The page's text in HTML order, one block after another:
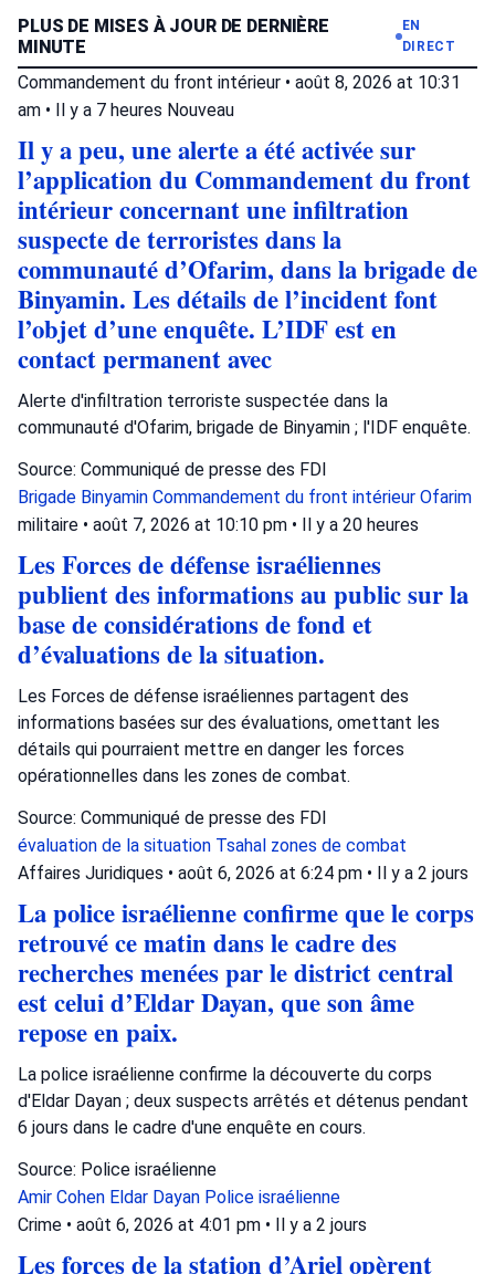
PLUS DE MISES À JOUR DE DERNIÈRE
MINUTE
EN
DIRECT
Commandement du front intérieur • août 8, 2026 at 10:31
am • Il y a 7 heures Nouveau
Il y a peu, une alerte a été activée sur
l’application du Commandement du front
intérieur concernant une infiltration
suspecte de terroristes dans la
communauté d’Ofarim, dans la brigade de
Binyamin. Les détails de l’incident font
l’objet d’une enquête. L’IDF est en
contact permanent avec
Alerte d'infiltration terroriste suspectée dans la
communauté d'Ofarim, brigade de Binyamin ; l'IDF enquête.
Source: Communiqué de presse des FDI
Brigade Binyamin Commandement du front intérieur Ofarim
militaire • août 7, 2026 at 10:10 pm • Il y a 20 heures
Les Forces de défense israéliennes
publient des informations au public sur la
base de considérations de fond et
d’évaluations de la situation.
Les Forces de défense israéliennes partagent des
informations basées sur des évaluations, omettant les
détails qui pourraient mettre en danger les forces
opérationnelles dans les zones de combat.
Source: Communiqué de presse des FDI
évaluation de la situation Tsahal zones de combat
Affaires Juridiques • août 6, 2026 at 6:24 pm • Il y a 2 jours
La police israélienne confirme que le corps
retrouvé ce matin dans le cadre des
recherches menées par le district central
est celui d’Eldar Dayan, que son âme
repose en paix.
La police israélienne confirme la découverte du corps
d'Eldar Dayan ; deux suspects arrêtés et détenus pendant
6 jours dans le cadre d'une enquête en cours.
Source: Police israélienne
Amir Cohen Eldar Dayan Police israélienne
Crime • août 6, 2026 at 4:01 pm • Il y a 2 jours
Les forces de la station d’Ariel opèrent